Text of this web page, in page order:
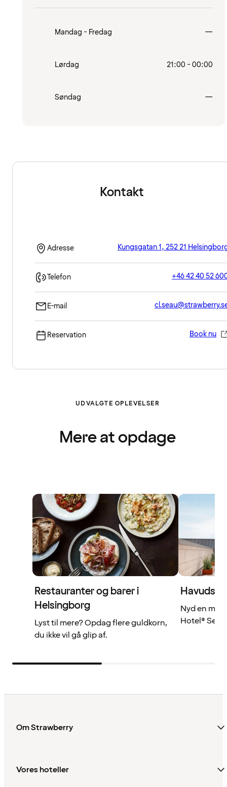
Mandag - Fredag —
Lørdag 21:00 - 00:00
Søndag —
Kontakt
Adresse Kungsgatan 1, 252 21
Telefon +46 42 40 52
E-mail
Reservation Book nu
UDVALGTE OPLEVELSER
Mere at opdage
Restauranter og barer i
Helsingborg
Lyst til mere? Opdag flere guldkorn,
du ikke vil gå glip af.
Nyd en
Hotel® Sea
Om Strawberry
Vores hoteller